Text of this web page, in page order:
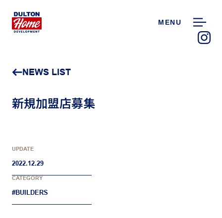
MENU
NEWS LIST
新規加盟店募集
UPDATE
2022.12.29
CATEGORY
#BUILDERS